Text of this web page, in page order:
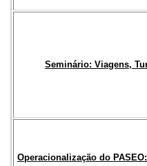
Seminário: Viagens,
Operacionalização do